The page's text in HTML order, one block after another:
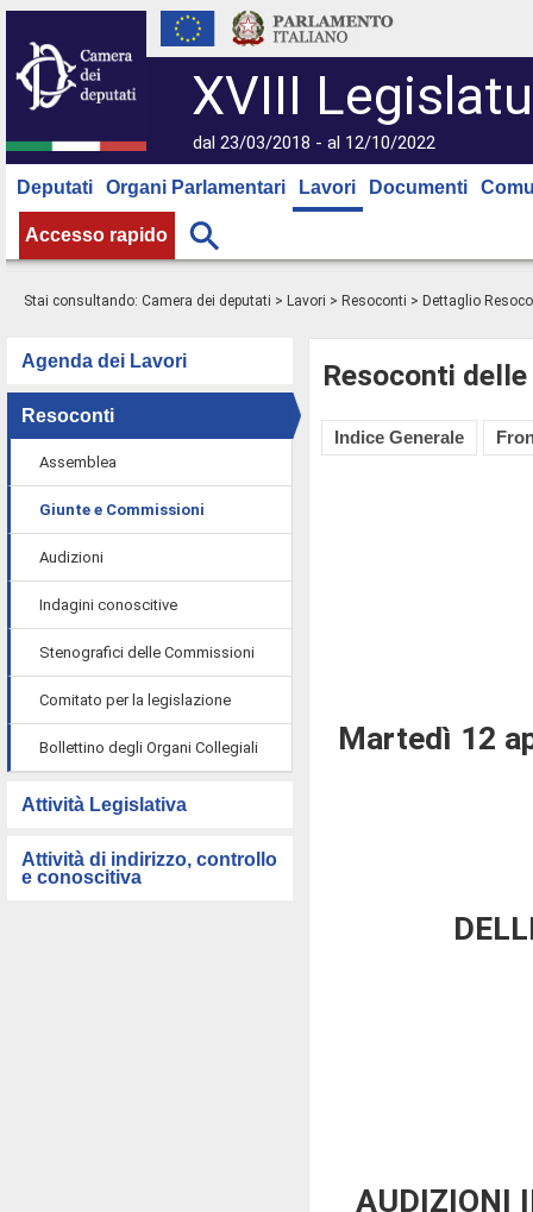
XVIII
dal 23/03/2018 - al 12/10/2022
Deputati Organi Parlamentari Lavori Documenti
Accesso rapido
Stai consultando: Camera dei deputati > Lavori > Resoconti > Dettaglio
Agenda dei Lavori
Resoconti
Assemblea
Giunte e Commissioni
Audizioni
Indagini conoscitive
Stenografici delle Commissioni
Comitato per la legislazione
Bollettino degli Organi Collegiali
Attività Legislativa
Attività di indirizzo, controllo
e conoscitiva
Resoconti
Indice Generale
Martedì 12
AUDIZIONI